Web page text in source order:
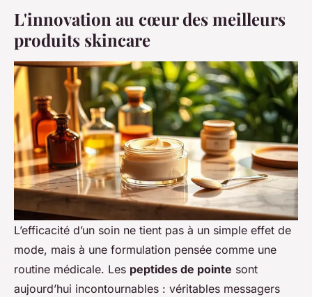
L'innovation au cœur des meilleurs
produits skincare
L’efficacité d’un soin ne tient pas à un simple effet de
mode, mais à une formulation pensée comme une
routine médicale. Les peptides de pointe sont
aujourd’hui incontournables : véritables messagers